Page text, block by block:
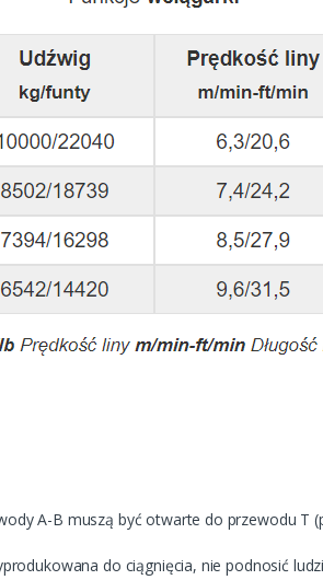
A-B muszą być otwarte do przewodu T
do ciągnięcia, nie podnosić